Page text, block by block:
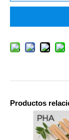
Productos